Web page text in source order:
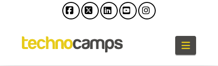
Llywio